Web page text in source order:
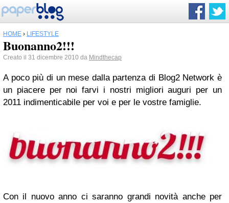
HOME › LIFESTYLE
Buonanno2!!!
Creato il 31 dicembre 2010 da Mindthecap
A poco più di un mese dalla partenza di Blog2 Network è
un piacere per noi farvi i nostri migliori auguri per un
2011 indimenticabile per voi e per le vostre famiglie.
Con il nuovo anno ci saranno grandi novità anche per